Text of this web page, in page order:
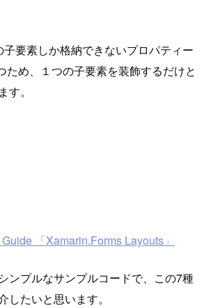
要素しか格納できないプロパティー
ため、１つの子要素を装飾するだけと
。
「Xamarin.Forms Layouts」
ンプルなサンプルコードで、この7種
したいと思います。